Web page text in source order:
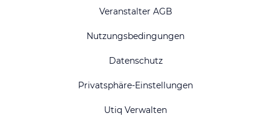
Veranstalter AGB
Nutzungsbedingungen
Datenschutz
Privatsphäre-Einstellungen
Utiq Verwalten